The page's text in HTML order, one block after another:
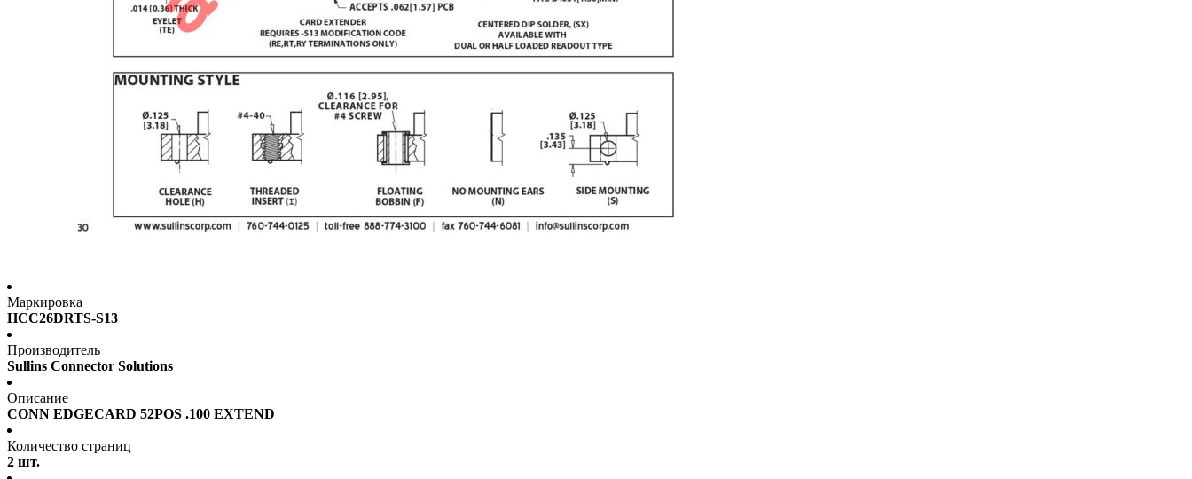
Маркировка
HCC26DRTS-S13
Производитель
Sullins Connector Solutions
Описание
CONN EDGECARD 52POS .100 EXTEND
Количество страниц
2 шт.